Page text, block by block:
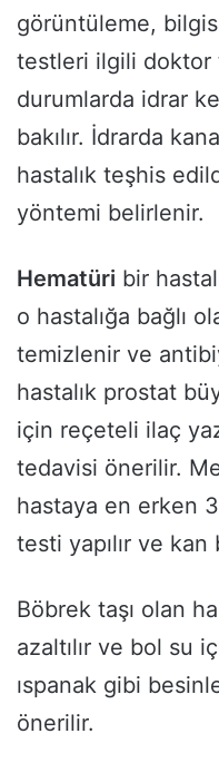
görüntüleme,
testleri ilgili doktor
durumlarda idrar
bakılır. İdrarda
hastalık teşhis
yöntemi belirlenir.
Hematüri bir
o hastalığa bağlı
temizlenir ve
hastalık prostat
için reçeteli ilaç
tedavisi önerilir.
hastaya en erken
testi yapılır ve kan
Böbrek taşı olan
azaltılır ve bol su
ıspanak gibi
önerilir.